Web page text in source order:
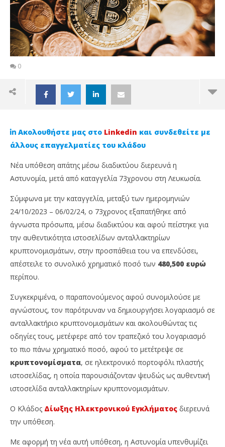
0
NOW VIEWING
Νέα απάτη μέσω διαδικτύου με
κρυπτονομίσματα στη Λευκωσία
Φεβρουαρίου,
2024
Cyprus
Insurance
Team
Ακολουθήστε μας στο Linkedin και συνδεθείτε με
άλλους επαγγελματίες του κλάδου
Νέα υπόθεση απάτης μέσω διαδικτύου διερευνά η
Αστυνομία, μετά από καταγγελία 73χρονου στη Λευκωσία.
Σύμφωνα με την καταγγελία, μεταξύ των ημερομηνιών
24/10/2023 – 06/02/24, ο 73χρονος εξαπατήθηκε από
άγνωστα πρόσωπα, μέσω διαδικτύου και αφού πείστηκε για
την αυθεντικότητα ιστοσελίδων ανταλλακτηρίων
κρυπτονομισμάτων, στην προσπάθεια του να επενδύσει,
απέστειλε το συνολικό χρηματικό ποσό των 480,500 ευρώ
περίπου.
Συγκεκριμένα, ο παραπονούμενος αφού συνομιλούσε με
αγνώστους, τον παρότρυναν να δημιουργήσει λογαριασμό σε
ανταλλακτήριο κρυπτονομισμάτων και ακολουθώντας τις
οδηγίες τους, μετέφερε από τον τραπεζικό του λογαριασμό
το πιο πάνω χρηματικό ποσό, αφού το μετέτρεψε σε
κρυπτονομίσματα, σε ηλεκτρονικό πορτοφόλι πλαστής
ιστοσελίδας, η οποία παρουσιάζονταν ψευδώς ως αυθεντική
ιστοσελίδα ανταλλακτηρίων κρυπτονομισμάτων.
Ο Κλάδος Δίωξης Ηλεκτρονικού Εγκλήματος διερευνά
την υπόθεση.
Με αφορμή τη νέα αυτή υπόθεση, η Αστυνομία υπενθυμίζει